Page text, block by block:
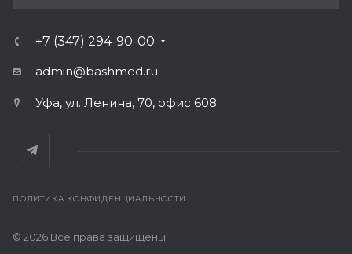
+7 (347) 294-90-00
admin@bashmed.ru
Уфа, ул. Ленина, 70, офис 608
ПОЛИТИКА КОНФИДЕНЦИАЛЬНОСТИ
© 2026 Все права защищены.